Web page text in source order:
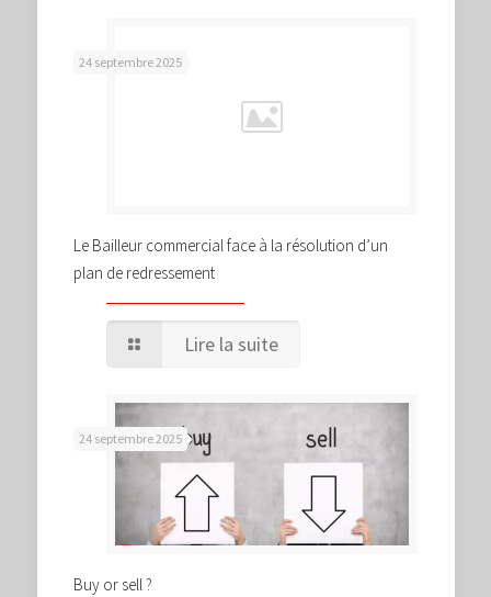
24 septembre 2025
Le Bailleur commercial face à la résolution d’un
plan de redressement
Lire la suite
24 septembre 2025
Buy or sell ?